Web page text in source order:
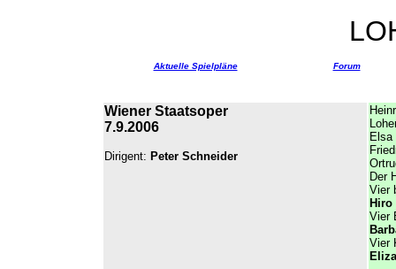
Aktuelle Spielpläne Forum
Wiener Staatsoper
7.9.2006
Dirigent: Peter Schneider
Der
Vier
Vier
Vier